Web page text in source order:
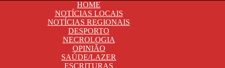
HOME
NOTÍCIAS LOCAIS
NOTÍCIAS REGIONAIS
DESPORTO
NECROLOGIA
OPINIÃO
SAÚDE/LAZER
ESCRITURAS